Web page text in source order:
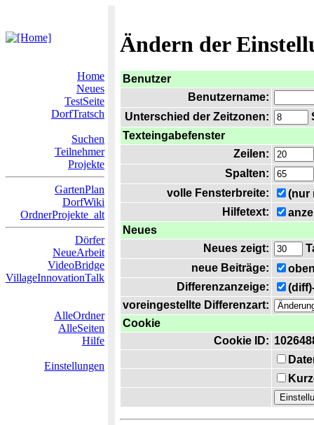
Ändern der
Home
Neues
TestSeite
DorfTratsch
Suchen
Teilnehmer
Projekte
GartenPlan
DorfWiki
OrdnerProjekte_alt
Dörfer
NeueArbeit
VideoBridge
VillageInnovationTalk
AlleOrdner
AlleSeiten
Hilfe
Einstellungen
Benutzer
Benutzername:
Unterschied der Zeitzonen:
Texteingabefenster
Zeilen:
Spalten:
volle Fensterbreite:
(nur
Hilfetext:
Neues
Neues zeigt:
neue Beiträge:
Differenzanzeige:
voreingestellte Differenzart:
Cookie
Cookie ID: